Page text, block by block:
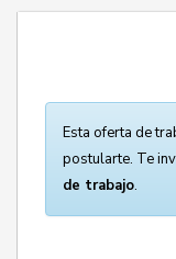
Esta oferta de
postularte. Te
de trabajo.